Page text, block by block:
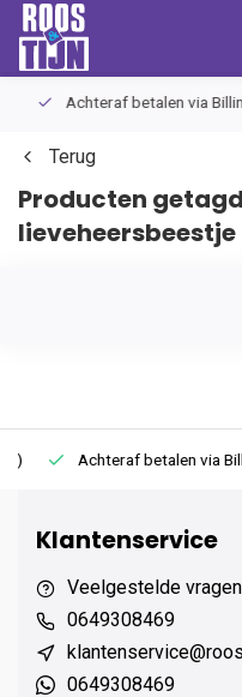
Achteraf betalen via Billink
Terug
Producten
lieveheersbeestje
Achteraf betalen via Billink
Klantenservice
Veelgestelde vragen
0649308469
0649308469